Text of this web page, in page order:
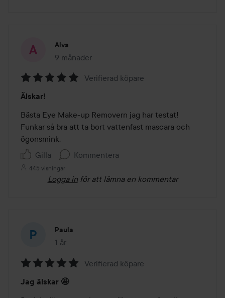
Alva
9 månader
Inlägget skapades 9 månader
5
av
5
Verifierad köpare
Älskar!
Bästa Eye Make-up Removern jag har testat!
Funkar så bra att ta bort vattenfast mascara och
ögonsmink.
Gilla
Kommentera
445 visningar
Logga in för att lämna en kommentar
Paula
1 år
Inlägget skapades 1 år
5
Verifierad köpare
Jag älskar 🤩